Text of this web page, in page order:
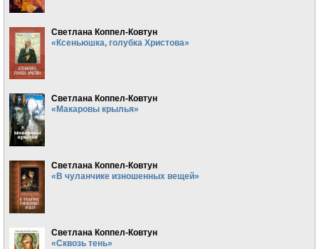
Светлана Коппел-Ковтун
«Ксеньюшка, голубка Христова»
Светлана Коппел-Ковтун
«Макаровы крылья»
Светлана Коппел-Ковтун
«В чуланчике изношенных вещей»
Светлана Коппел-Ковтун
«Сквозь тень»